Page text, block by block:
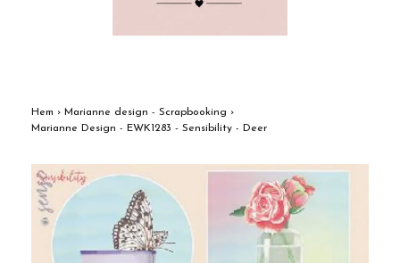
Hem › Marianne design - Scrapbooking ›
Marianne Design - EWK1283 - Sensibility - Deer